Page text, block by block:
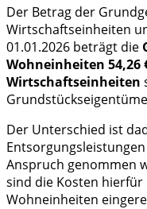
Der Betrag der
Wirtschaftseinheiten
01.01.2026 beträgt die
Wohneinheiten 54,26
Wirtschaftseinheiten
Der Unterschied ist
Anspruch genommen
sind die Kosten
Wohneinheiten